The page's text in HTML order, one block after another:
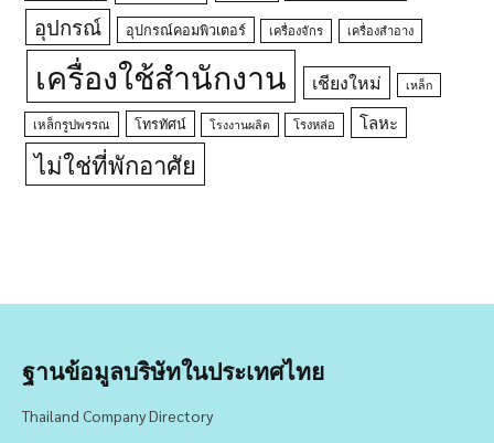
อุปกรณ์ อุปกรณ์คอมพิวเตอร์ เครื่องจักร เครื่องสำอาง
เครื่องใช้สำนักงาน เชียงใหม่ เหล็ก
เหล็กรูปพรรณ โทรทัศน์ โรงงานผลิต โรงหล่อ โลหะ
ไม่ใช่ที่พักอาศัย
ฐานข้อมูลบริษัทในประเทศไทย
Thailand Company Directory